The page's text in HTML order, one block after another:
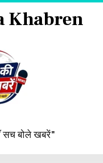
Khabren
सच बोले खबरें"